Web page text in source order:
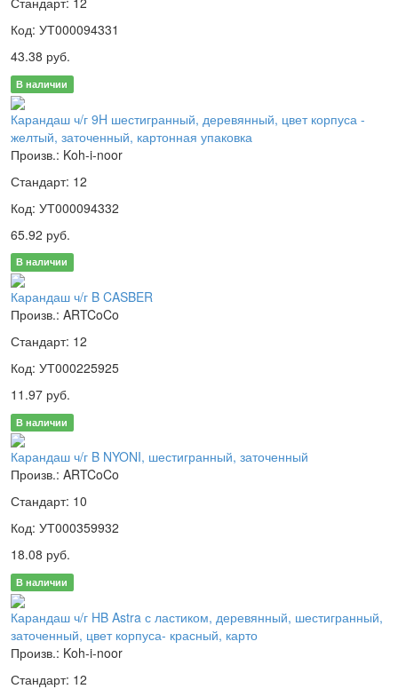
Код: УТ000094331
43.38 руб.
В наличии
Карандаш ч/г 9H шестигранный, деревянный, цвет корпуса -
желтый, заточенный, картонная упаковка
Произв.: Koh-i-noor
Стандарт: 12
Код: УТ000094332
65.92 руб.
В наличии
Карандаш ч/г B CASBER
Произв.: ARTCoCo
Стандарт: 12
Код: УТ000225925
11.97 руб.
В наличии
Карандаш ч/г B NYONI, шестигранный, заточенный
Произв.: ARTCoCo
Стандарт: 10
Код: УТ000359932
18.08 руб.
В наличии
Карандаш ч/г HB Astra с ластиком, деревянный, шестигранный,
заточенный, цвет корпуса- красный, карто
Произв.: Koh-i-noor
Стандарт: 12